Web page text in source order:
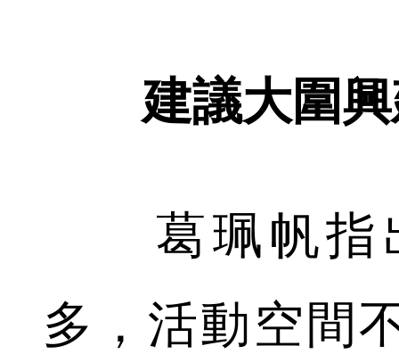
建議大圍
葛珮帆指
多，活動空間